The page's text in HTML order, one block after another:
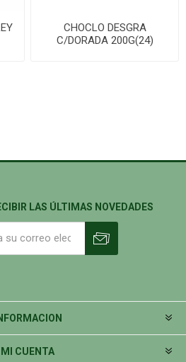
CHOCLO DESGRA
C/DORADA 200G(24)
LAS ÚLTIMAS NOVEDADES
MI CUENTA